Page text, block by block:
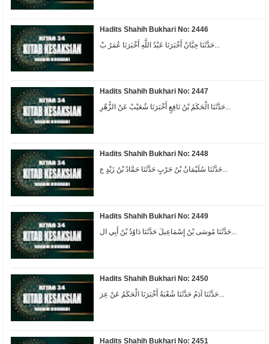
Hadits Shahih Bukhari No: 2446
Hadits Shahih Bukhari No: 2447
حَدَّثَنَا الْحَكَمُ بْنُ نَافِعٍ أَخْبَرَنَا شُعَيْبٌ عَنْ الزُّهْرِ...
Hadits Shahih Bukhari No: 2448
حَدَّثَنَا سُلَيْمَانُ بْنُ حَرْبٍ حَدَّثَنَا حَمَّادُ بْنُ زَيْدٍ ع...
Hadits Shahih Bukhari No: 2449
حَدَّثَنَا مُوسَى بْنُ إِسْمَاعِيلَ حَدَّثَنَا دَاوُدُ بْنُ أَبِي ال...
Hadits Shahih Bukhari No: 2450
حَدَّثَنَا آدَمُ حَدَّثَنَا شُعْبَةُ أَخْبَرَنَا الْحَكَمُ عَنْ عِرَ...
Hadits Shahih Bukhari No: 2451